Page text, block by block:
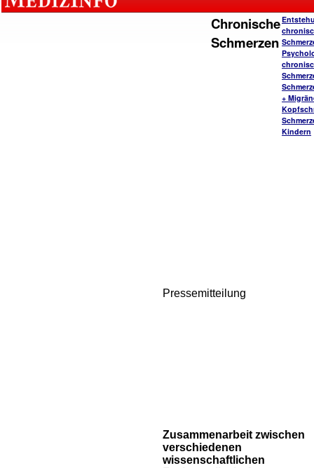
Chronische
Schmerzen
+
Kindern
Pressemitteilung
Zusammenarbeit zwischen
verschiedenen
wissenschaftlichen